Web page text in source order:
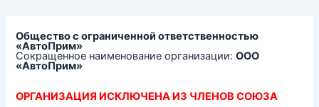
Общество с ограниченной ответственностью
«АвтоПрим»
Сокращенное наименование организации:ООО
«АвтоПрим»
ОРГАНИЗАЦИЯ ИСКЛЮЧЕНА ИЗ ЧЛЕНОВ СОЮЗА